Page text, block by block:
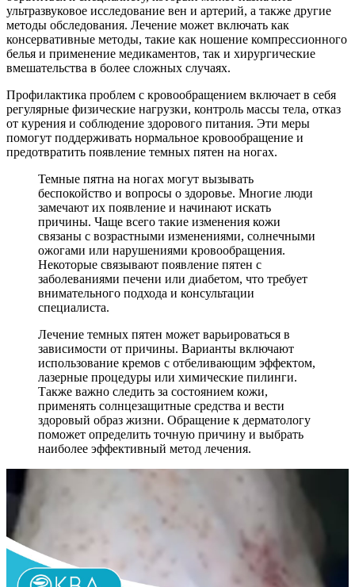
ультразвуковое исследование вен и артерий, а также другие
методы обследования. Лечение может включать как
консервативные методы, такие как ношение компрессионного
белья и применение медикаментов, так и хирургические
вмешательства в более сложных случаях.
Профилактика проблем с кровообращением включает в себя
регулярные физические нагрузки, контроль массы тела, отказ
от курения и соблюдение здорового питания. Эти меры
помогут поддерживать нормальное кровообращение и
предотвратить появление темных пятен на ногах.
Темные пятна на ногах могут вызывать
беспокойство и вопросы о здоровье. Многие люди
замечают их появление и начинают искать
причины. Чаще всего такие изменения кожи
связаны с возрастными изменениями, солнечными
ожогами или нарушениями кровообращения.
Некоторые связывают появление пятен с
заболеваниями печени или диабетом, что требует
внимательного подхода и консультации
специалиста.
Лечение темных пятен может варьироваться в
зависимости от причины. Варианты включают
использование кремов с отбеливающим эффектом,
лазерные процедуры или химические пилинги.
Также важно следить за состоянием кожи,
применять солнцезащитные средства и вести
здоровый образ жизни. Обращение к дерматологу
поможет определить точную причину и выбрать
наиболее эффективный метод лечения.